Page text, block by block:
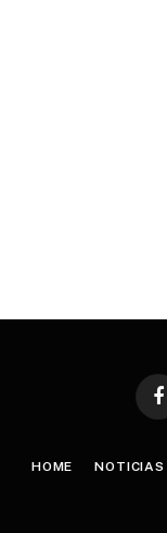
HOME NOTICIAS